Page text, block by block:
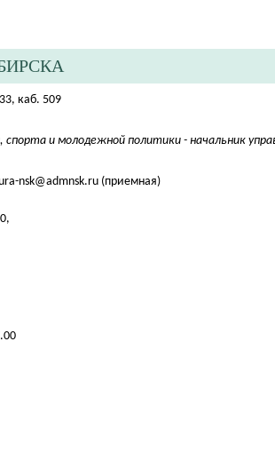
каб. 509
и молодежной политики - начальник
nsk@admnsk.ru (приемная)